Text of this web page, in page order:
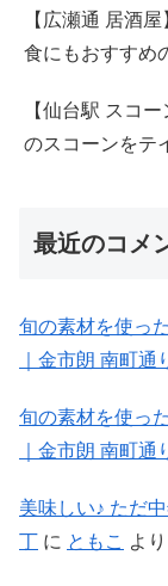
【広瀬通 居酒
食にもおすすめ
【仙台駅 スコ
のスコーンをテ
最近のコメ
旬の素材を使っ
｜金市朗 南町通
旬の素材を使っ
｜金市朗 南町通
美味しい♪ ただ
丁 に ともこ より